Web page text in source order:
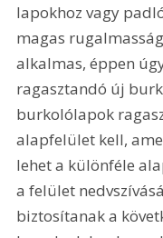
lapokhoz vagy
magas
alkalmas, éppen
ragasztandó új
burkolólapok
alapfelület kell,
lehet a különféle
a felület
biztosítanak a